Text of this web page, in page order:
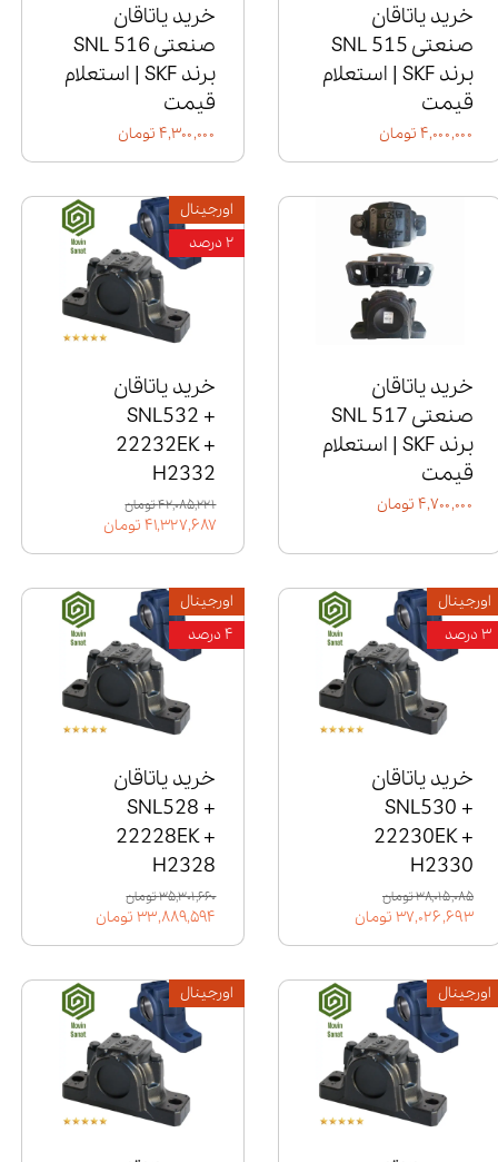
خرید یاتاقان
صنعتی SNL 515
برند SKF | استعلام
قیمت
۴,۰۰۰,۰۰۰ تومان
خرید یاتاقان
صنعتی SNL 516
برند SKF | استعلام
قیمت
۴,۳۰۰,۰۰۰ تومان
خرید یاتاقان
صنعتی SNL 517
برند SKF | استعلام
قیمت
۴,۷۰۰,۰۰۰ تومان
خرید یاتاقان
SNL532 +
22232EK +
H2332
۴۲,۰۸۵,۲۲۱ تومان
۴۱,۳۲۷,۶۸۷ تومان
اورجینال
۲ درصد
خرید یاتاقان
SNL530 +
22230EK +
H2330
۳۸,۰۱۵,۰۸۵ تومان
۳۷,۰۲۶,۶۹۳ تومان
اورجینال
۳ درصد
خرید یاتاقان
SNL528 +
22228EK +
H2328
۳۵,۳۰۱,۶۶۰ تومان
۳۳,۸۸۹,۵۹۴ تومان
اورجینال
۴ درصد
اورجینال اورجینال